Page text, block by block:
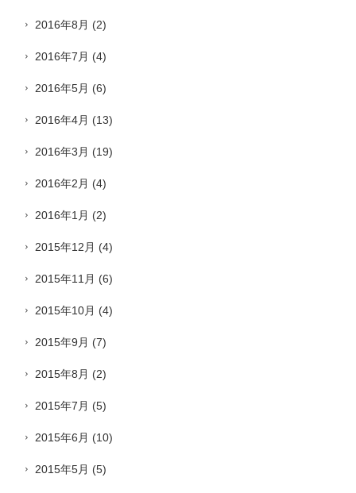
2016年8月 (2)
2016年7月 (4)
2016年5月 (6)
2016年4月 (13)
2016年3月 (19)
2016年2月 (4)
2016年1月 (2)
2015年12月 (4)
2015年11月 (6)
2015年10月 (4)
2015年9月 (7)
2015年8月 (2)
2015年7月 (5)
2015年6月 (10)
2015年5月 (5)